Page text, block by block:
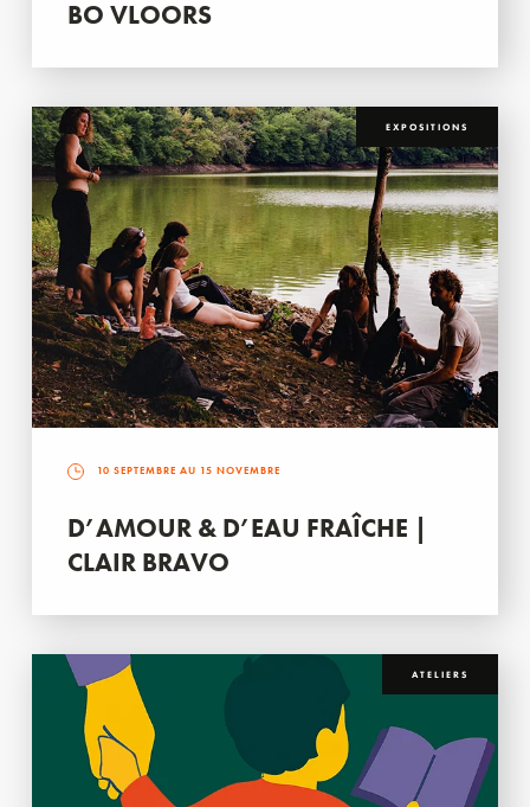
BO VLOORS
EXPOSITIONS
10 SEPTEMBRE AU 15 NOVEMBRE
D’AMOUR & D’EAU FRAÎCHE |
CLAIR BRAVO
ATELIERS